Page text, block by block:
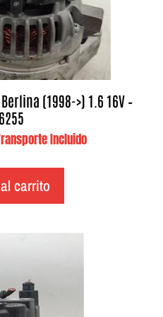
(1998->) 1.6 16V –
Incluido
carrito